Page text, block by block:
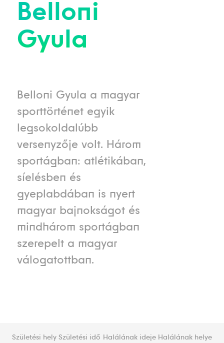
Belloni
Gyula
Belloni Gyula a magyar
sporttörténet egyik
legsokoldalúbb
versenyzője volt. Három
sportágban: atlétikában,
síelésben és
gyeplabdában is nyert
magyar bajnokságot és
mindhárom sportágban
szerepelt a magyar
válogatottban.
Születési hely Születési idő Halálának ideje Halálának helye